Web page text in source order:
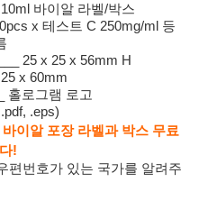
바이알 라벨/박스
x 테스트 C 250mg/ml 등
25 x 25 x 56mm H
x 60mm
홀로그램 로고
.eps)
이알 포장 라벨과 박스 무료
!
편번호가 있는 국가를 알려주